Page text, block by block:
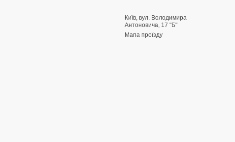
Київ, вул. Володимира
Антоновича, 17 "Б"
Мапа проїзду